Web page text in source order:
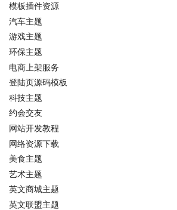
模板插件资源
汽车主题
游戏主题
环保主题
电商上架服务
登陆页源码模板
科技主题
约会交友
网站开发教程
网络资源下载
美食主题
艺术主题
英文商城主题
英文联盟主题